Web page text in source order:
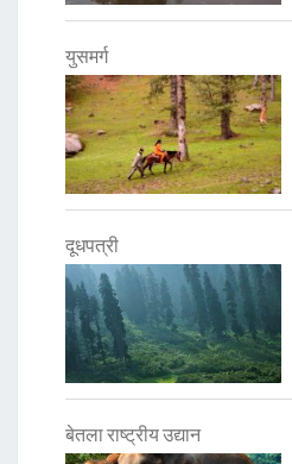
युसमर्ग
दूधपत्री
बेतला राष्ट्रीय उद्यान